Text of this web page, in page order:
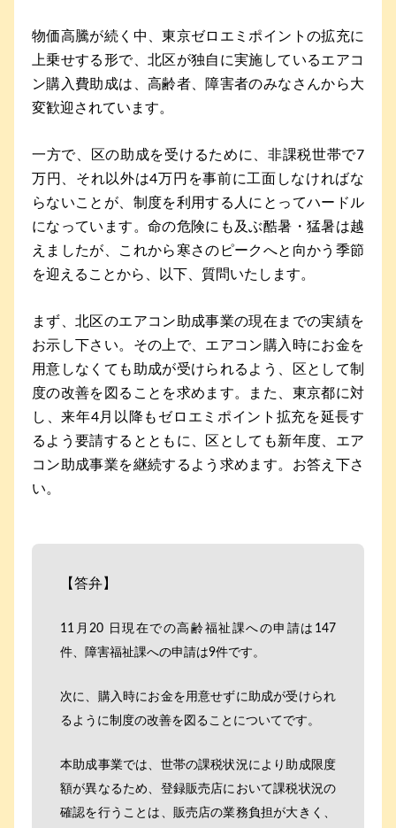
物価高騰が続く中、東京ゼロエミポイントの拡充に
上乗せする形で、北区が独自に実施しているエアコ
ン購入費助成は、高齢者、障害者のみなさんから大
変歓迎されています。
一方で、区の助成を受けるために、非課税世帯で7
万円、それ以外は4万円を事前に工面しなければな
らないことが、制度を利用する人にとってハードル
になっています。命の危険にも及ぶ酷暑・猛暑は越
えましたが、これから寒さのピークへと向かう季節
を迎えることから、以下、質問いたします。
まず、北区のエアコン助成事業の現在までの実績を
お示し下さい。その上で、エアコン購入時にお金を
用意しなくても助成が受けられるよう、区として制
度の改善を図ることを求めます。また、東京都に対
し、来年4月以降もゼロエミポイント拡充を延長す
るよう要請するとともに、区としても新年度、エア
コン助成事業を継続するよう求めます。お答え下さ
い。
【答弁】
11月20 日現在での高齢福祉課への申請は147
件、障害福祉課への申請は9件です。
次に、購入時にお金を用意せずに助成が受けられ
るように制度の改善を図ることについてです。
本助成事業では、世帯の課税状況により助成限度
額が異なるため、登録販売店において課税状況の
確認を行うことは、販売店の業務負担が大きく、